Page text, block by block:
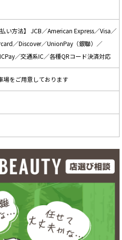
い方法】 JCB／American Express／Visa／
／Discover／UnionPay（銀聯）／
／交通系IC／各種QRコード決済対応
場をご用意しております